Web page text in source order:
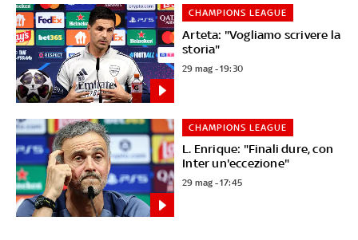
Arteta: "Vogliamo scrivere la
storia"
CHAMPIONS LEAGUE
29 mag - 19:30
L. Enrique: "Finali dure, con
Inter un'eccezione"
CHAMPIONS LEAGUE
29 mag - 17:45